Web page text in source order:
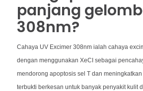
panjang
308nm?
Cahaya UV Excimer 308nm ialah cahaya
dengan menggunakan XeCI sebagai
mendorong apoptosis sel T dan
terbukti berkesan untuk banyak penyakit kulit